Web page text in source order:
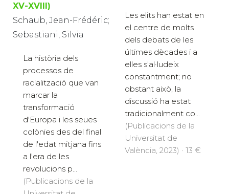
XV-XVIII)
Schaub, Jean-Frédéric;
Sebastiani, Silvia
La història dels
processos de
racialització que van
marcar la
transformació
d'Europa i les seues
colònies des del final
de l'edat mitjana fins
a l'era de les
revolucions p...
(Publicacions de la
Les elits han estat en
el centre de molts
dels debats de les
últimes dècades i a
elles s'al·ludeix
constantment; no
obstant això, la
discussió ha estat
tradicionalment co...
(Publicacions de la
Universitat de
València, 2023) · 13 €